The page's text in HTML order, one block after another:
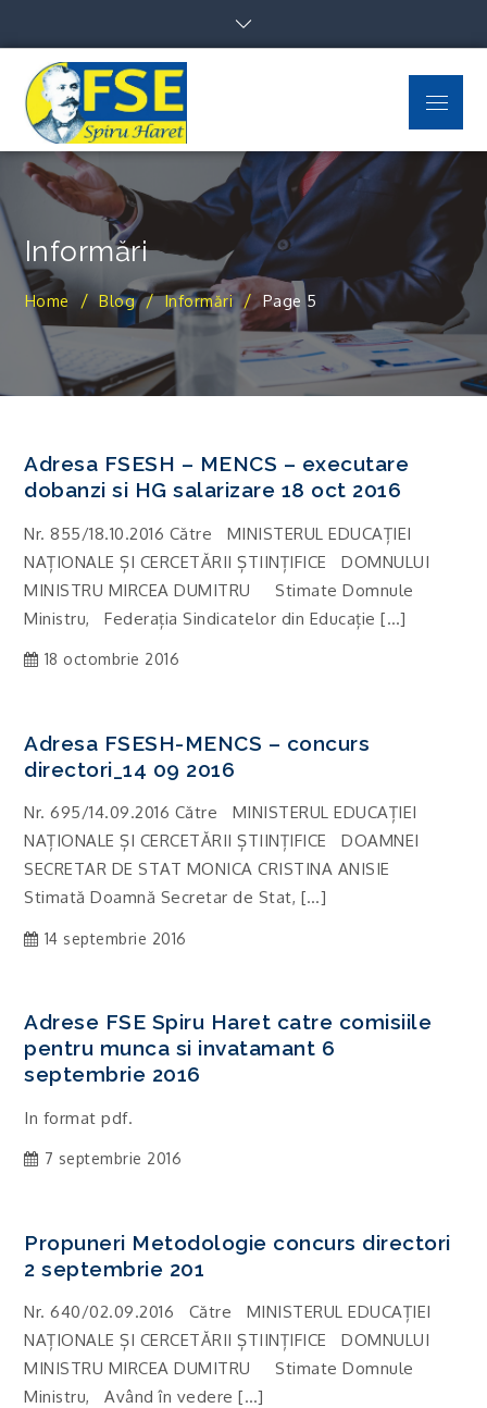
content
FSE Spiru Haret
Menu
Informări
Home Blog Informări Page 5
Adresa FSESH – MENCS – executare
dobanzi si HG salarizare 18 oct 2016
Nr. 855/18.10.2016 Către MINISTERUL EDUCAȚIEI
NAȚIONALE ȘI CERCETĂRII ȘTIINȚIFICE DOMNULUI
MINISTRU MIRCEA DUMITRU Stimate Domnule
Ministru, Federația Sindicatelor din Educație […]
18 octombrie 2016
Adresa FSESH-MENCS – concurs
directori_14 09 2016
Nr. 695/14.09.2016 Către MINISTERUL EDUCAȚIEI
NAȚIONALE ȘI CERCETĂRII ȘTIINȚIFICE DOAMNEI
SECRETAR DE STAT MONICA CRISTINA ANISIE
Stimată Doamnă Secretar de Stat, […]
14 septembrie 2016
Adrese FSE Spiru Haret catre comisiile
pentru munca si invatamant 6
septembrie 2016
In format pdf.
7 septembrie 2016
Propuneri Metodologie concurs directori
2 septembrie 201
Nr. 640/02.09.2016 Către MINISTERUL EDUCAȚIEI
NAȚIONALE ȘI CERCETĂRII ȘTIINȚIFICE DOMNULUI
MINISTRU MIRCEA DUMITRU Stimate Domnule
Ministru, Având în vedere […]